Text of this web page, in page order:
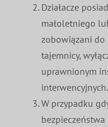
Działacze
małoletniego
zobowiązani do
tajemnicy,
uprawnionym
interwencyjnych.
W przypadku